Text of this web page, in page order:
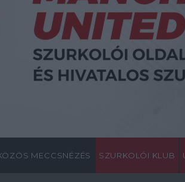
MECCSNÉZÉS SZURKOLÓI KLUB